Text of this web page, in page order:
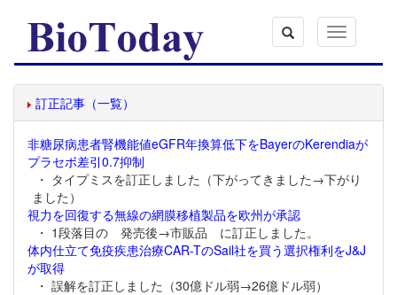
Toggle
navigation
訂正記事（一覧）
非糖尿病患者腎機能値eGFR年換算低下をBayerのKerendiaが
プラセボ差引0.7抑制
・ タイプミスを訂正しました（下がってきました→下がり
ました）
視力を回復する無線の網膜移植製品を欧州が承認
・ 1段落目の 発売後→市販品 に訂正しました。
体内仕立て免疫疾患治療CAR-TのSail社を買う選択権利をJ&J
が取得
・ 誤解を訂正しました（30億ドル弱→26億ドル弱）